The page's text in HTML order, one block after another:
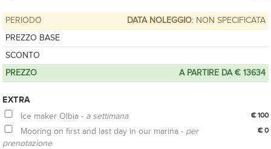
PERIODO DATA NOLEGGIO: NON SPECIFICATA
PREZZO BASE
SCONTO
PREZZO
A PARTIRE DA € 13634
EXTRA
Ice maker Olbia - a settimana € 100
Mooring on first and last day in our marina - per
prenotazione
€ 0